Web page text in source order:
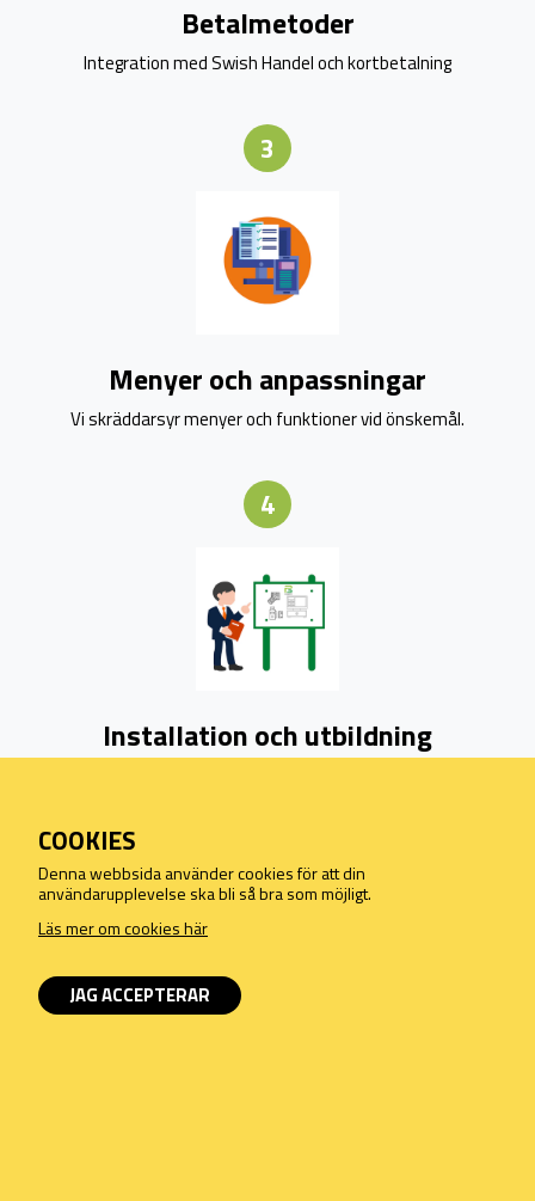
Betalmetoder
Integration med Swish Handel och kortbetalning
3
Menyer och anpassningar
Vi skräddarsyr menyer och funktioner vid önskemål.
4
Installation och utbildning
Betalsätt
COOKIES
Denna webbsida använder cookies för att din
användarupplevelse ska bli så bra som möjligt.
Läs mer om cookies här
JAG ACCEPTERAR